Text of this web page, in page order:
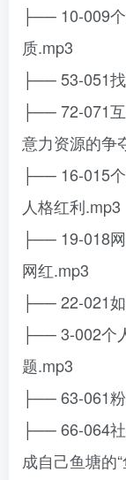
├── 10-009
质.mp3
├── 53-051
├── 72-071
意力资源的争
├── 16-015
人格红利.mp3
├── 19-018
网红.mp3
├── 22-021
├── 3-002个
题.mp3
├── 63-061
├── 66-064
成自己鱼塘的